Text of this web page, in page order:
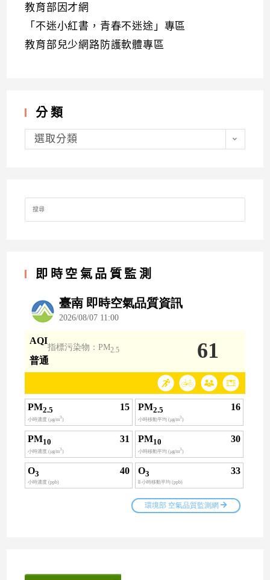
教育部因才網
「不迷小紅書，青春不迷途」專區
教育部兒少網路防護軟體專區
分類
分
類選取分類
Search
for:
即時空氣品質監測